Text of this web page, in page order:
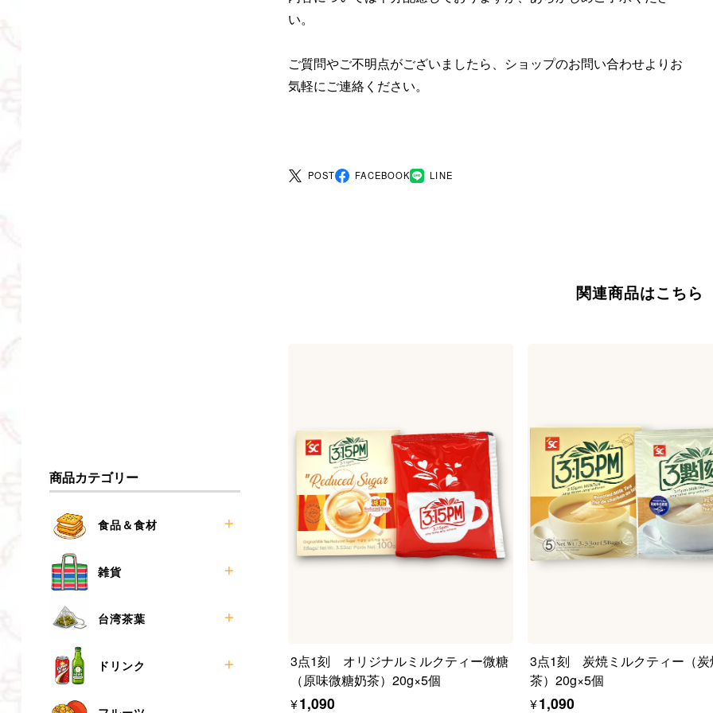
商品カテゴリー
食品＆食材
お菓子
食材
調味料
麺類
冷凍食品
雑貨
漁師バッグ
ペットボトルホルダー
マグネットコースター
メモクリップ
小銭入れ
台湾茶葉
ティーバッグ
リーフ
3点1刻
ドリンク
ケース売り
い。
ご質問やご不明点がございましたら、ショップのお問い合わせよりお
気軽にご連絡ください。
POST FACEBOOK LINE
関連商品はこちら
3点1刻 オリジナルミルクティー微糖
（原味微糖奶茶）20g×5個
¥1,090
3点1刻 炭焼ミルクティー（炭
茶）20g×5個
¥1,090